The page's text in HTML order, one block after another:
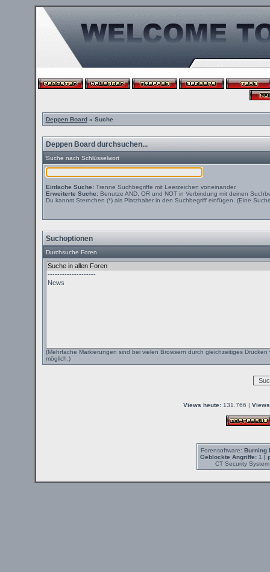
Deppen Board» Suche
Deppen Board durchsuchen...
Suche nach Schlüsselwort
Einfache Suche:Trenne Suchbegriffe mit Leerzeichen voneinander.
Erweiterte Suche:Benutze AND, OR und NOT in Verbindung mit deinen
Du kannst Sternchen (*) als Platzhalter in den Suchbegriff einfügen. (Eine
Suchoptionen
Durchsuche Foren
(Mehrfache Markierungen sind bei vielen Browsern durch gleichzeitiges Drücken
möglich.)
Views heute: 131.766 |
Forensoftware: Burning
Geblockte Angriffe:1 |
CT Security